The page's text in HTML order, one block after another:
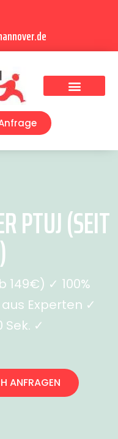
PTUJ (SEIT
149€) ✓ 100%
Experten ✓
Sek. ✓
ANFRAGEN